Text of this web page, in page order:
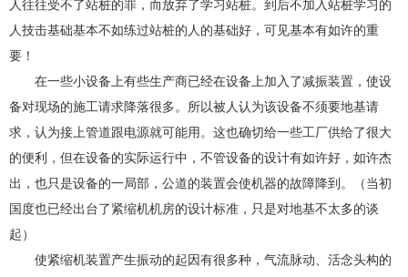
人往往受不了站桩的罪，而放弃了学习站桩。到后不加入站桩学习的
人技击基础基本不如练过站桩的人的基础好，可见基本有如许的重
要！
在一些小设备上有些生产商已经在设备上加入了减振装置，使设
备对现场的施工请求降落很多。所以被人认为该设备不须要地基请
求，认为接上管道跟电源就可能用。这也确切给一些工厂供给了很大
的便利，但在设备的实际运行中，不管设备的设计有如许好，如许杰
出，也只是设备的一局部，公道的装置会使机器的故障降到。（当初
国度也已经出台了紧缩机机房的设计标准，只是对地基不太多的谈
起）
使紧缩机装置产生振动的起因有很多种，气流脉动、活念头构的